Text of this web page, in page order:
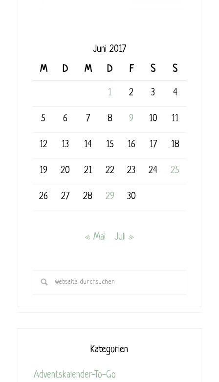
Juni 2017
M
D M D F S S
1 2 3 4
5 6 7 8 9 10 11
12 13 14 15 16 17 18
19 20 21 22 23 24 25
26 27 28 29 30
« Mai Juli »
Kategorien
Adventskalender-To-Go